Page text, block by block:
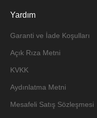
Yardım
Garanti ve İade Koşulları
Açık Rıza Metni
KVKK
Aydınlatma Metni
Mesafeli Satış Sözleşmesi